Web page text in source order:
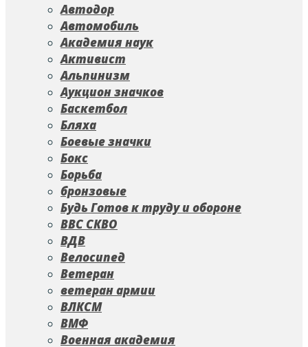
Автодор
Автомобиль
Академия наук
Активист
Альпинизм
Аукцион значков
Баскетбол
Бляха
Боевые значки
Бокс
Борьба
бронзовые
Будь Готов к труду и обороне
ВВС СКВО
ВДВ
Велосипед
Ветеран
ветеран армии
ВЛКСМ
ВМФ
Военная академия